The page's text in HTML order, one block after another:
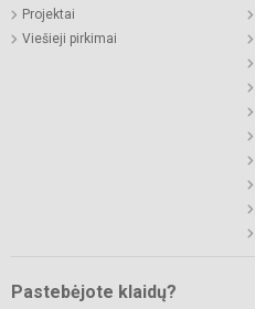
Projektai
Viešieji pirkimai
Pastebėjote klaidų?